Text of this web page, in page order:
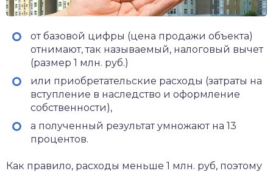
от базовой цифры (цена продажи объекта)
отнимают, так называемый, налоговый вычет
(размер 1 млн. руб.)
или приобретательские расходы (затраты на
вступление в наследство и оформление
собственности),
а полученный результат умножают на 13
процентов.
Как правило, расходы меньше 1 млн. руб, поэтому